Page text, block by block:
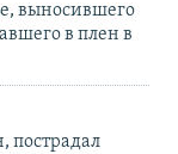
выносившего
в плен в
пострадал